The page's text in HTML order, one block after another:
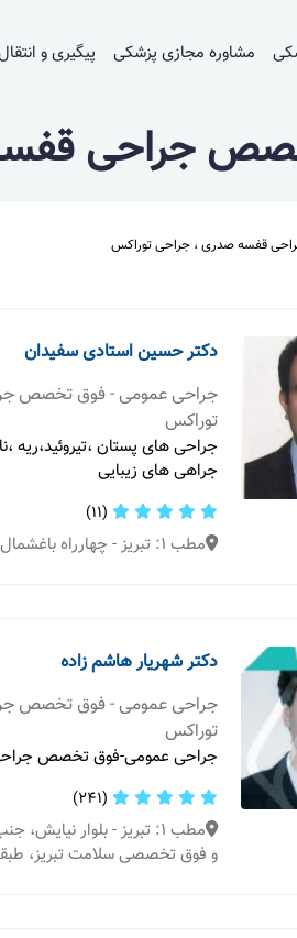
مشاوره مجازی پزشکی پیگیری و
جراحی
قفسه صدری ، جراحی توراکس
دکتر حسین استادی سفیدان
جراحی عمومی - فوق تخصص
توراکس
جراحی های پستان ،تيروئيد،ريه
جراهی های زيبایی
(11)
مطب 1: تبریز - چهارراه باغشمال ساختمان آپادانا طبقه 5
دکتر شهریار هاشم زاده
جراحی عمومی - فوق تخصص
توراکس
جراحی عمومی-فوق تخصص
(241)
مطب 1: تبریز - بلوار
و فوق تخصصی سلامت تبریز، طبقه